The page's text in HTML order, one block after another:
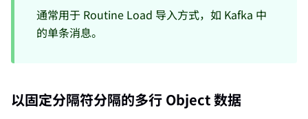
通常用于 Routine Load 导入方式，如 Kafka 中
的单条消息。
以固定分隔符分隔的多行 Object 数据